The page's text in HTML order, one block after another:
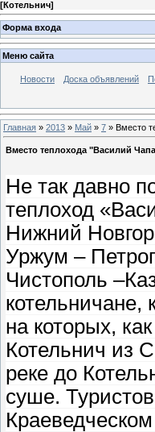
[Котельнич]
Форма входа
Меню сайта
Новости Доска объявлений
Главная » 2013 » Май » 7 » Вместо
Вместо теплохода "Василий
Не так давно
теплоход
Нижний
Уржум –
Чистополь
котельничане,
на которых,
Котельнич из
реке до
суше.